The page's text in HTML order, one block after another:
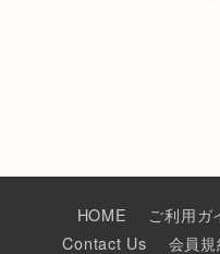
HOME ご利用ガ
Contact Us
会員規